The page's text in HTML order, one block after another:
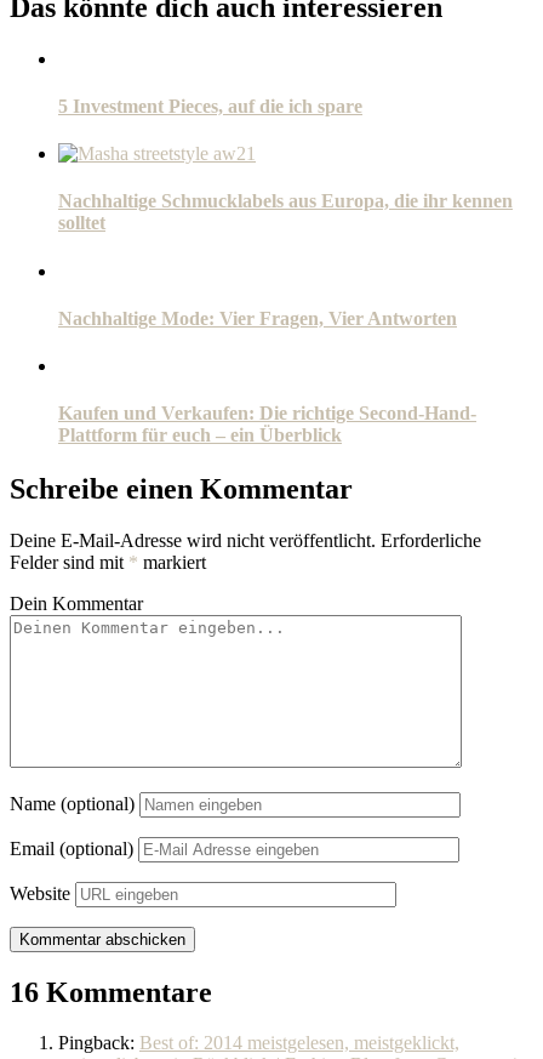
Das könnte dich auch interessieren
5 Investment Pieces, auf die ich spare
Nachhaltige Schmucklabels aus Europa, die ihr kennen
solltet
Nachhaltige Mode: Vier Fragen, Vier Antworten
Kaufen und Verkaufen: Die richtige Second-Hand-
Plattform für euch – ein Überblick
Schreibe einen Kommentar
Deine E-Mail-Adresse wird nicht veröffentlicht. Erforderliche
Felder sind mit * markiert
Dein Kommentar
Name (optional)
Email (optional)
Website
16 Kommentare
Pingback: Best of: 2014 meistgelesen, meistgeklickt,